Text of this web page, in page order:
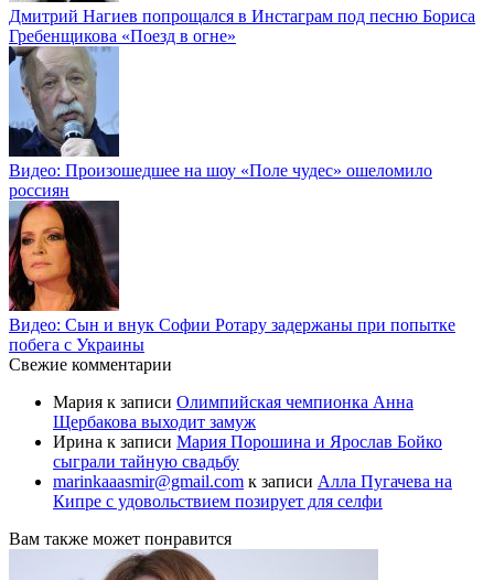
Дмитрий Нагиев попрощался в Инстаграм под песню Бориса
Гребенщикова «Поезд в огне»
Видео: Произошедшее на шоу «Поле чудес» ошеломило
россиян
Видео: Сын и внук Софии Ротару задержаны при попытке
побега с Украины
Свежие комментарии
Мария к записи Олимпийская чемпионка Анна
Щербакова выходит замуж
Ирина к записи Мария Порошина и Ярослав Бойко
сыграли тайную свадьбу
marinkaaasmir@gmail.com к записи Алла Пугачева на
Кипре с удовольствием позирует для селфи
Вам также может понравится